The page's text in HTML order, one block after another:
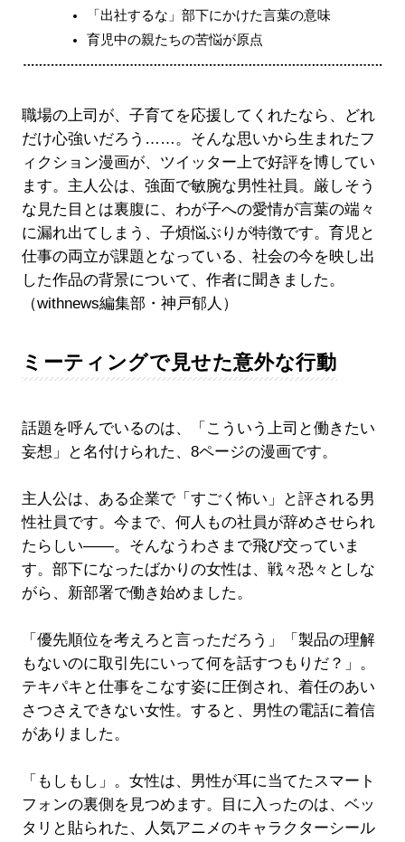
「出社するな」部下にかけた言葉の意味
育児中の親たちの苦悩が原点
職場の上司が、子育てを応援してくれたなら、どれ
だけ心強いだろう……。そんな思いから生まれたフ
ィクション漫画が、ツイッター上で好評を博してい
ます。主人公は、強面で敏腕な男性社員。厳しそう
な見た目とは裏腹に、わが子への愛情が言葉の端々
に漏れ出てしまう、子煩悩ぶりが特徴です。育児と
仕事の両立が課題となっている、社会の今を映し出
した作品の背景について、作者に聞きました。
（withnews編集部・神戸郁人）
ミーティングで見せた意外な行動
話題を呼んでいるのは、「こういう上司と働きたい
妄想」と名付けられた、8ページの漫画です。
主人公は、ある企業で「すごく怖い」と評される男
性社員です。今まで、何人もの社員が辞めさせられ
たらしい――。そんなうわさまで飛び交っていま
す。部下になったばかりの女性は、戦々恐々としな
がら、新部署で働き始めました。
「優先順位を考えろと言っただろう」「製品の理解
もないのに取引先にいって何を話すつもりだ？」。
テキパキと仕事をこなす姿に圧倒され、着任のあい
さつさえできない女性。すると、男性の電話に着信
がありました。
「もしもし」。女性は、男性が耳に当てたスマート
フォンの裏側を見つめます。目に入ったのは、ベッ
タリと貼られた、人気アニメのキャラクターシール